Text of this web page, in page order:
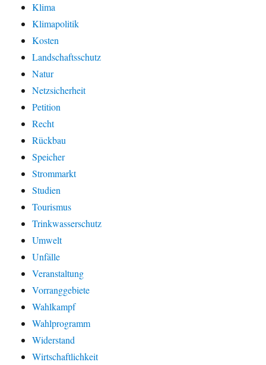
Klima
Klimapolitik
Kosten
Landschaftsschutz
Natur
Netzsicherheit
Petition
Recht
Rückbau
Speicher
Strommarkt
Studien
Tourismus
Trinkwasserschutz
Umwelt
Unfälle
Veranstaltung
Vorranggebiete
Wahlkampf
Wahlprogramm
Widerstand
Wirtschaftlichkeit